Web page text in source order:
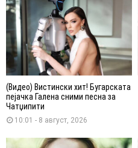
(Видео) Вистински хит! Бугарската
пејачка Галена сними песна за
Чатџипити
10:01 - 8 август, 2026